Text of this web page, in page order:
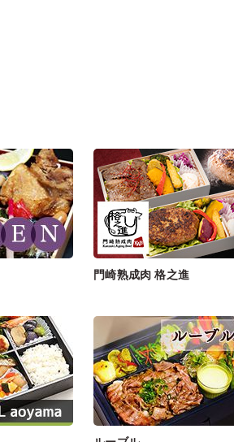
門崎熟成肉 格之進